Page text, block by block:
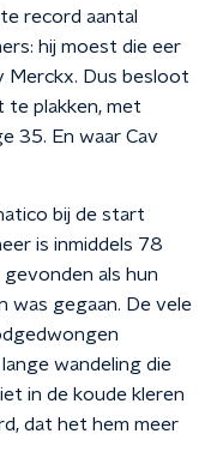
record aantal
hij moest die eer
Merckx. Dus besloot
te plakken, met
35. En waar Cav
bij de start
is inmiddels 78
als hun
was gegaan. De vele
wandeling die
in de koude kleren
dat het hem meer